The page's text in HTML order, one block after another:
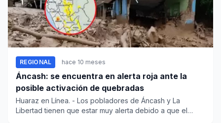
REGIONAL hace 10 meses
Áncash: se encuentra en alerta roja ante la
posible activación de quebradas
Huaraz en Línea. - Los pobladores de Áncash y La
Libertad tienen que estar muy alerta debido a que el